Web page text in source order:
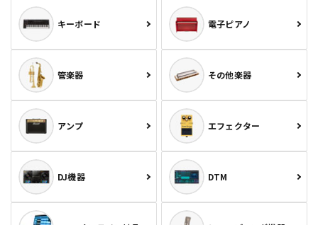
キーボード 電子ピアノ
管楽器 その他楽器
アンプ エフェクター
DJ機器 DTM